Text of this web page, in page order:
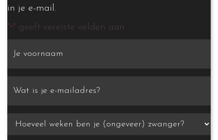
in je e-mail.
"*" geeft vereiste velden aan